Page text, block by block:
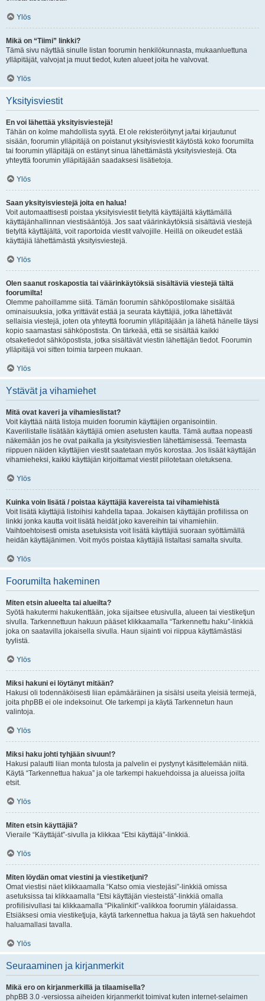
Ylös
Mikä on “Tiimi” linkki?
Tämä sivu näyttää sinulle listan foorumin henkilökunnasta, mukaanluettuna
ylläpitäjät, valvojat ja muut tiedot, kuten alueet joita he valvovat.
Ylös
Yksityisviestit
En voi lähettää yksityisviestejä!
Tähän on kolme mahdollista syytä. Et ole rekisteröitynyt ja/tai kirjautunut
sisään, foorumin ylläpitäjä on poistanut yksityisviestit käytöstä koko foorumilta
tai foorumin ylläpitäjä on estänyt sinua lähettämästä yksityisviestejä. Ota
yhteyttä foorumin ylläpitäjään saadaksesi lisätietoja.
Ylös
Saan yksityisviestejä joita en halua!
Voit automaattisesti poistaa yksityisviestit tietyltä käyttäjältä käyttämällä
käyttäjänhallinnan viestisääntöjä. Jos saat väärinkäytöksiä sisältäviä viestejä
tietyltä käyttäjältä, voit raportoida viestit valvojille. Heillä on oikeudet estää
käyttäjiä lähettämästä yksityisviestejä.
Ylös
Olen saanut roskapostia tai väärinkäytöksiä sisältäviä viestejä tältä
foorumilta!
Olemme pahoillamme siitä. Tämän foorumin sähköpostilomake sisältää
ominaisuuksia, jotka yrittävät estää ja seurata käyttäjiä, jotka lähettävät
sellaisia viestejä, joten ota yhteyttä foorumin ylläpitäjään ja lähetä hänelle täysi
kopio saamastasi sähköpostista. On tärkeää, että se sisältää kaikki
otsaketiedot sähköpostista, jotka sisältävät viestin lähettäjän tiedot. Foorumin
ylläpitäjä voi sitten toimia tarpeen mukaan.
Ylös
Ystävät ja vihamiehet
Mitä ovat kaveri ja vihamieslistat?
Voit käyttää näitä listoja muiden foorumin käyttäjien organisointiin.
Kaverilistalle lisätään käyttäjiä omien asetusten kautta. Tämä auttaa nopeasti
näkemään jos he ovat paikalla ja yksityisviestien lähettämisessä. Teemasta
riippuen näiden käyttäjien viestit saatetaan myös korostaa. Jos lisäät käyttäjän
vihamieheksi, kaikki käyttäjän kirjoittamat viestit piilotetaan oletuksena.
Ylös
Kuinka voin lisätä / poistaa käyttäjiä kavereista tai vihamiehistä
Voit lisätä käyttäjiä listoihisi kahdella tapaa. Jokaisen käyttäjän profiilissa on
linkki jonka kautta voit lisätä heidät joko kavereihin tai vihamiehiin.
Vaihtoehtoisesti omista asetuksista voit lisätä käyttäjiä suoraan syöttämällä
heidän käyttäjänimen. Voit myös poistaa käyttäjiä listaltasi samalta sivulta.
Ylös
Foorumilta hakeminen
Miten etsin alueelta tai alueilta?
Syötä hakutermi hakukenttään, joka sijaitsee etusivulla, alueen tai viestiketjun
sivulla. Tarkennettuun hakuun pääset klikkaamalla “Tarkennettu haku”-linkkiä
joka on saatavilla jokaisella sivulla. Haun sijainti voi riippua käyttämästäsi
tyylistä.
Ylös
Miksi hakuni ei löytänyt mitään?
Hakusi oli todennäköisesti liian epämääräinen ja sisälsi useita yleisiä termejä,
joita phpBB ei ole indeksoinut. Ole tarkempi ja käytä Tarkennetun haun
valintoja.
Ylös
Miksi haku johti tyhjään sivuun!?
Hakusi palautti liian monta tulosta ja palvelin ei pystynyt käsittelemään niitä.
Käytä “Tarkennettua hakua” ja ole tarkempi hakuehdoissa ja alueissa joilta
etsit.
Ylös
Miten etsin käyttäjiä?
Vieraile “Käyttäjät”-sivulla ja klikkaa “Etsi käyttäjä”-linkkiä.
Ylös
Miten löydän omat viestini ja viestiketjuni?
Omat viestisi näet klikkaamalla “Katso omia viestejäsi”-linkkiä omissa
asetuksissa tai klikkaamalla “Etsi käyttäjän viesteistä”-linkkiä omalla
profiilisivullasi tai klikkaamalla “Pikalinkit”-valikkoa foorumin ylälaidassa.
Etsiäksesi omia viestiketjuja, käytä tarkennettua hakua ja täytä sen hakuehdot
haluamallasi tavalla.
Ylös
Seuraaminen ja kirjanmerkit
Mikä ero on kirjanmerkillä ja tilaamisella?
phpBB 3.0 -versiossa aiheiden kirjanmerkit toimivat kuten internet-selaimen